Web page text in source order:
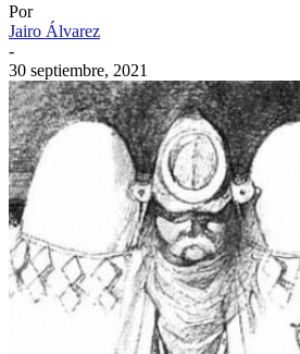
Por
Jairo Álvarez
-
30 septiembre, 2021